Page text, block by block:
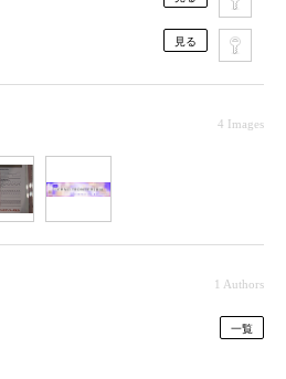
見る
4 Images
1 Authors
一覧